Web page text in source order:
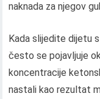
naknada za njegov
Kada slijedite dijetu
često se pojavljuje
koncentracije
nastali kao rezultat